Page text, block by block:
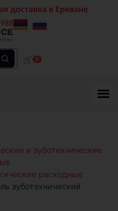
доставка в Ереване
🛒 0
и зуботехнические
расходные
зуботехнический